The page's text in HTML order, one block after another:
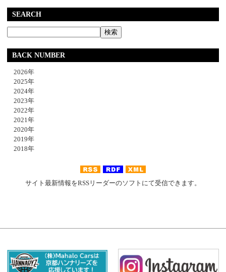
SEARCH
BACK NUMBER
2026年
2025年
2024年
2023年
2022年
2021年
2020年
2019年
2018年
サイト最新情報をRSSリーダーのソフトにて受信できます。